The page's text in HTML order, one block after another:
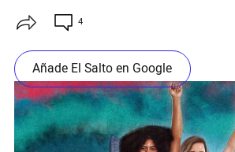
4
Añade El Salto en Google